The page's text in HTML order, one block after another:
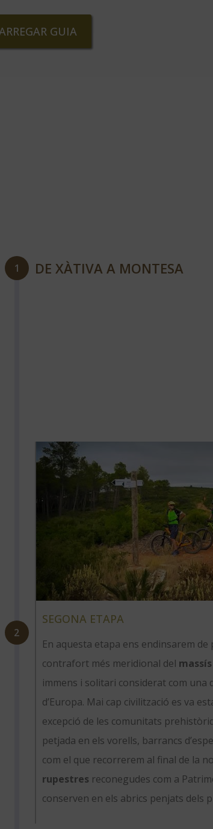
GUIA
1 DE XÀTIVA A MONTESA
SEGONA ETAPA
En aquesta etapa ens endinsarem de
contrafort més meridional del
immens i solitari considerat com una
d’Europa. Mai cap civilització es va
excepció de les comunitats
petjada en els vorells, barrancs
com el que recorrerem al final de la
rupestres reconegudes com a
conserven en els abrics penjats dels
2